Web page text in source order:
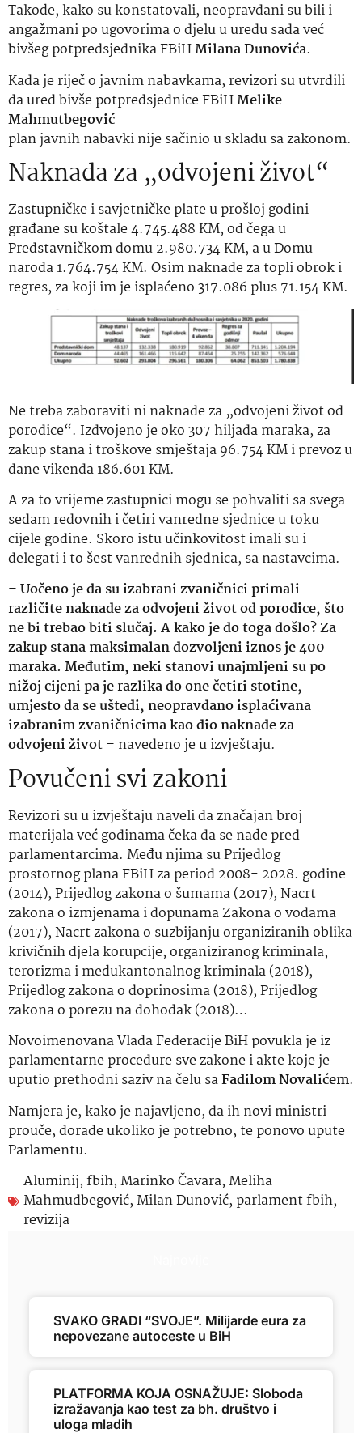
Takođe, kako su konstatovali, neopravdani su bili i
angažmani po ugovorima o djelu u uredu sada već
bivšeg potpredsjednika FBiHMilana Dunovića.
Kada je riječ o javnim nabavkama, revizori su utvrdili
da ured bivše potpredsjednice FBiHMelike
Mahmutbegović
plan javnih nabavki nije sačinio u skladu sa zakonom.
Naknada za „odvojeni život“
Zastupničke i savjetničke plate u prošloj godini
građane su koštale 4.745.488 KM, od čega u
Predstavničkom domu 2.980.734 KM, a u Domu
naroda 1.764.754 KM. Osim naknade za topli obrok i
regres, za koji im je isplaćeno 317.086 plus 71.154 KM.
Ne treba zaboraviti ni naknade za „odvojeni život od
porodice“. Izdvojeno je oko 307 hiljada maraka, za
zakup stana i troškove smještaja 96.754 KM i prevoz u
dane vikenda 186.601 KM.
A za to vrijeme zastupnici mogu se pohvaliti sa svega
sedam redovnih i četiri vanredne sjednice u toku
cijele godine. Skoro istu učinkovitost imali su i
delegati i to šest vanrednih sjednica, sa nastavcima.
–Uočeno je da su izabrani zvaničnici primali
različite naknade za odvojeni život od porodice, što
ne bi trebao biti slučaj. A kako je do toga došlo? Za
zakup stana maksimalan dozvoljeni iznos je 400
maraka. Međutim, neki stanoviunajmljeni su po
nižoj cijeni pa je razlika do one četiri stotine,
umjesto da se uštedi, neopravdano isplaćivana
izabranim zvaničnicima kao dio naknade za
odvojeni život– navedeno je u izvještaju.
Povučeni svi zakoni
Revizori su u izvještaju naveli da značajan broj
materijala već godinama čeka da se nađe pred
parlamentarcima. Među njima su Prijedlog
prostornog plana FBiH za period 2008- 2028. godine
(2014), Prijedlog zakona o šumama (2017), Nacrt
zakona o izmjenama i dopunama Zakona o vodama
(2017), Nacrt zakona o suzbijanju organiziranih oblika
krivičnih djela korupcije, organiziranog kriminala,
terorizma i međukantonalnog kriminala (2018),
Prijedlog zakona o doprinosima (2018), Prijedlog
zakona o porezu na dohodak (2018)…
Novoimenovana Vlada Federacije BiH povukla je iz
parlamentarne procedure sve zakone i akte koje je
uputio prethodni saziv na čelu saFadilom Novalićem.
Namjera je, kako je najavljeno, da ih novi ministri
prouče, dorade ukoliko je potrebno, te ponovo upute
Parlamentu.
Aluminij,fbih,Marinko Čavara,Meliha
Mahmudbegović,Milan Dunović, parlament fbih,
revizija
SVAKO GRADI “SVOJE”. Milijarde eura za
nepovezane autoceste u BiH
PLATFORMA KOJA OSNAŽUJE: Sloboda
izražavanja kao test za bh. društvo i
uloga mladih